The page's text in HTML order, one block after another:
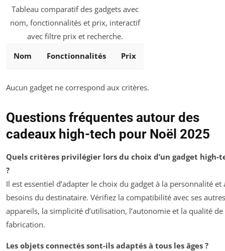
Tableau comparatif des gadgets avec
nom, fonctionnalités et prix, interactif
avec filtre prix et recherche.
Nom
Fonctionnalités Prix
Aucun gadget ne correspond aux critères.
Questions fréquentes autour des
cadeaux high-tech pour Noël 2025
Quels critères privilégier lors du choix d’un gadget high-
?
Il est essentiel d’adapter le choix du gadget à la personnalité et
besoins du destinataire. Vérifiez la compatibilité avec ses autres
appareils, la simplicité d’utilisation, l’autonomie et la qualité de
fabrication.
Les objets connectés sont-ils adaptés à tous les âges ?